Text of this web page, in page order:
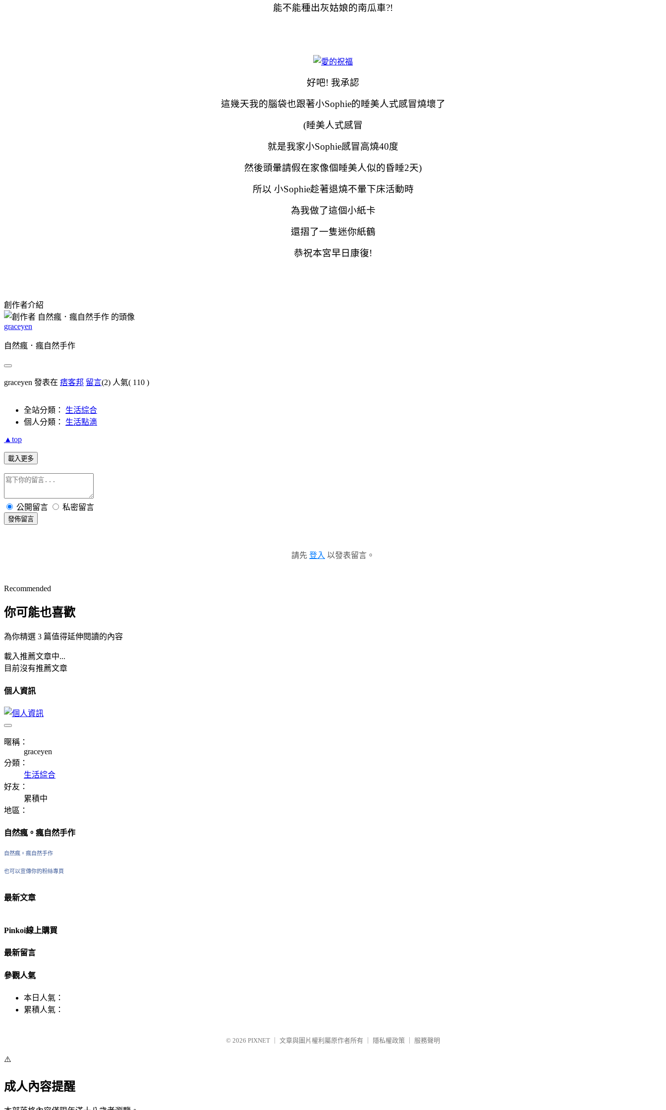
能不能種出灰姑娘的南瓜車?!
好吧! 我承認
這幾天我的腦袋也跟著小Sophie的睡美人式感冒燒壞了
(睡美人式感冒
就是我家小Sophie感冒高燒40度
然後頭暈請假在家像個睡美人似的昏睡2天)
所以 小Sophie趁著退燒不暈下床活動時
為我做了這個小紙卡
還摺了一隻迷你紙鶴
恭祝本宮早日康復!
創作者介紹
graceyen
自然瘋．瘋自然手作
graceyen 發表在 痞客邦 留言(2) 人氣( 110 )
全站分類： 生活綜合
個人分類： 生活點滴
▲top
載入更多
公開留言 私密留言
發佈留言
請先 登入 以發表留言。
Recommended
你可能也喜歡
為你精選 3 篇值得延伸閱讀的內容
載入推薦文章中...
目前沒有推薦文章
個人資訊
暱稱：
graceyen
分類：
生活綜合
好友：
累積中
地區：
自然瘋。瘋自然手作
自然瘋。瘋自然手作
也可以宣傳你的粉絲專頁
最新文章
Pinkoi線上購買
最新留言
參觀人氣
本日人氣：
累積人氣：
© 2026 PIXNET 文章與圖片權利屬原作者所有 隱私權政策 服務聲明
⚠️
成人內容提醒